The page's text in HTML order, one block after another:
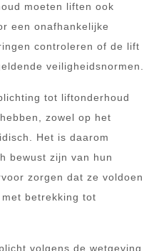
moeten liften ook
een onafhankelijke
controleren of de lift
veiligheidsnormen.
tot liftonderhoud
zowel op het
Het is daarom
bewust zijn van hun
zorgen dat ze voldoen
betrekking tot
volgens de wetgeving